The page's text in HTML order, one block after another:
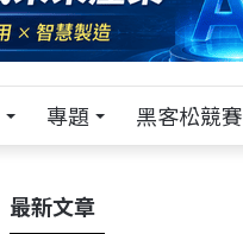
專題 黑客松競賽
最新文章